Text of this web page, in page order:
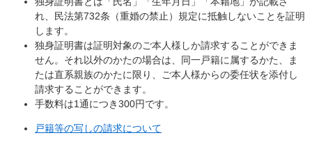
れ、民法第732条（重婚の禁止）規定に抵触しないことを証明
します。
独身証明書は証明対象のご本人様しか請求することができま
せん。それ以外のかたの場合は、同一戸籍に属するかた、ま
たは直系親族のかたに限り、ご本人様からの委任状を添付し
請求することができます。
手数料は1通につき300円です。
戸籍等の写しの請求について